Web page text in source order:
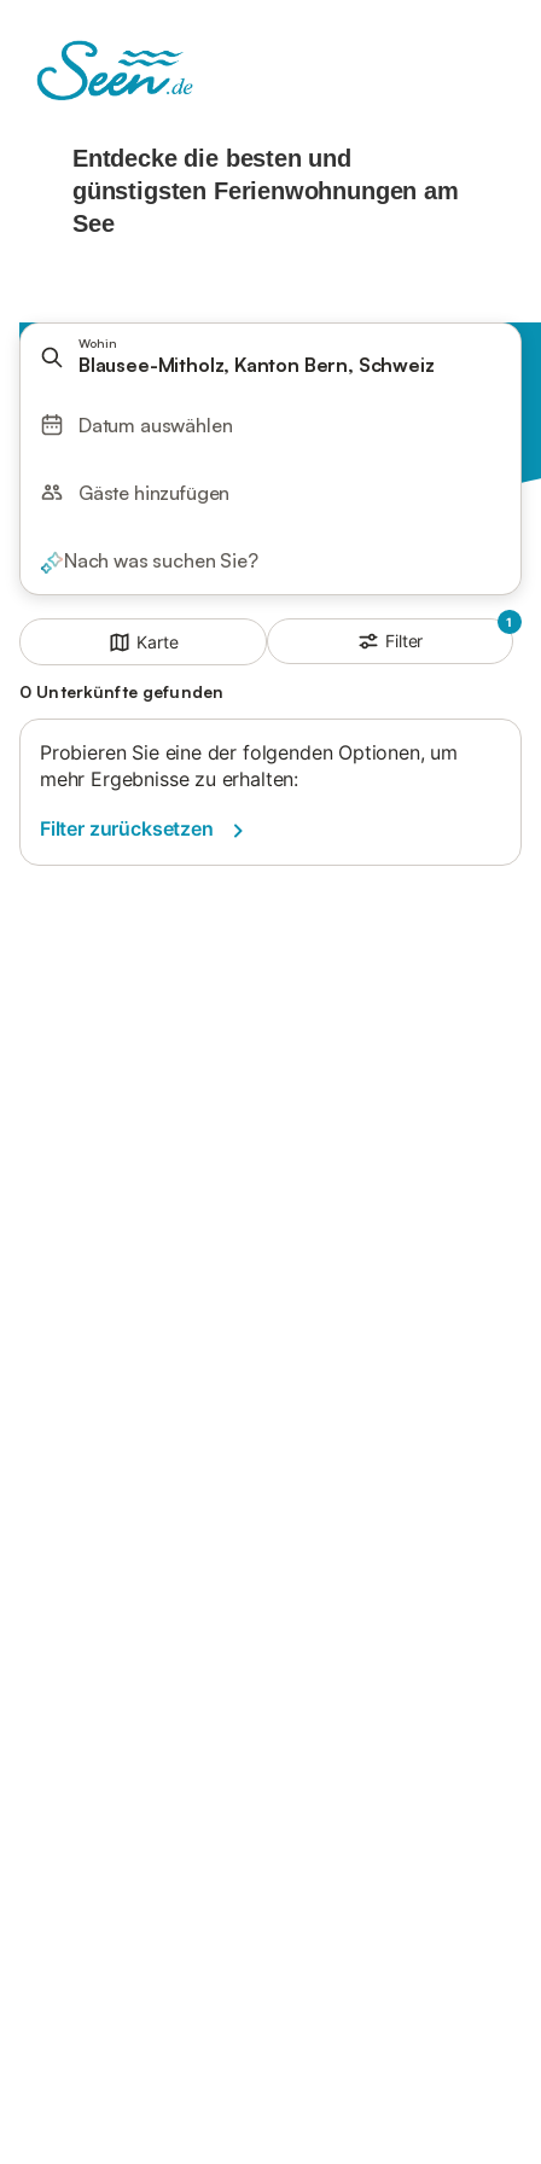
Wohin
Blausee-Mitholz, Kanton Bern, Schweiz
Datum auswählen
Gäste hinzufügen
Nach was suchen Sie?
Karte
1
Filter
0 Unterkünfte gefunden
Probieren Sie eine der folgenden Optionen, um
mehr Ergebnisse zu erhalten:
Filter zurücksetzen